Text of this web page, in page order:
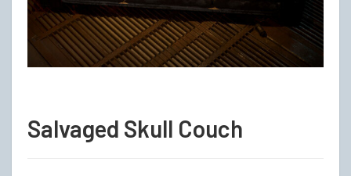
Salvaged Skull Couch